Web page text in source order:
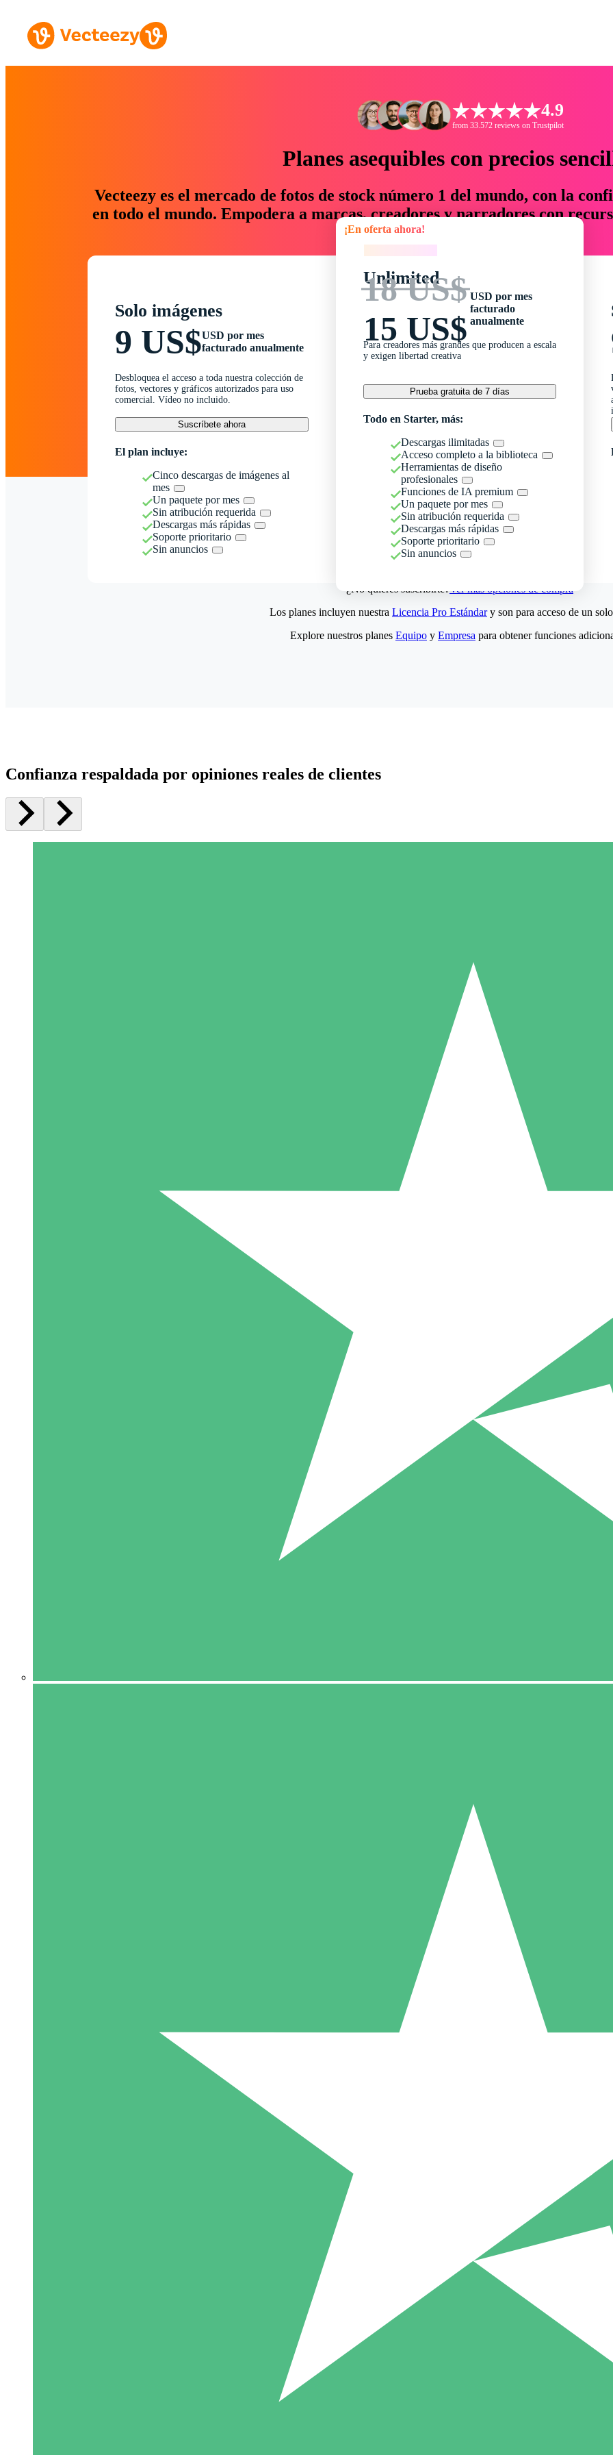
4.9
from 33.572 reviews on Trustpilot
Planes asequibles con precios
Vecteezy es el mercado de fotos de stock número 1 del mundo, con la
en todo el mundo. Empodera a marcas, creadores y narradores con
un 76 % en tiempo y presupuesto.
Solo imágenes
9 US$USD por mes
facturado anualmente
Desbloquea el acceso a toda nuestra colección de
fotos, vectores y gráficos autorizados para uso
comercial. Vídeo no incluido.
Suscríbete ahora
El plan incluye:
Cinco descargas de imágenes al
mes
Un paquete por mes
Sin atribución requerida
Descargas más rápidas
Soporte prioritario
Sin anuncios
¡En oferta ahora!
Unlimited
18 US$
15 US$
USD por mes
facturado
anualmente
Para creadores más grandes que producen a escala
y exigen libertad creativa
Prueba gratuita de 7 días
Todo en Starter, más:
Descargas ilimitadas
Acceso completo a la biblioteca
Herramientas de diseño
profesionales
Funciones de IA premium
Un paquete por mes
Sin atribución requerida
Descargas más rápidas
Soporte prioritario
Sin anuncios
¿No quieres suscribirte?Ver más opciones de compra
5 Descargas
15
Los planes incluyen nuestra Licencia Pro Estándary son para acceso de un
Explore nuestros planes Equipo y Empresa para obtener funciones
Confianza respaldada por opiniones reales de clientes